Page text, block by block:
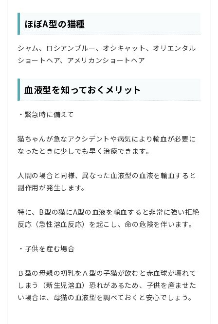
ほぼA型の猫種
シャム、ロシアンブルー、オシキャット、オリエンタル
ショートヘア、アメリカンショートヘア
血液型を知っておくメリット
・緊急時に備えて
猫ちゃんが急なアクシデントや病気により輸血が必要に
なったときに少しでも早く治療できます。
人間の場合と同様、異なった血液型の血液を輸血すると
副作用が発生します。
特に、B型の猫にA型の血液を輸血すると非常に強い拒絶
反応（急性溶血反応）を起こし、命の危険を伴います。
・子供を産む場合
Ｂ型の母親の初乳をＡ型の子猫が飲むと赤血球が壊れて
しまう（新生児溶血）恐れがあるため、子供を産ませた
い場合は、母猫の血液型を調べておくと安心でしょう。